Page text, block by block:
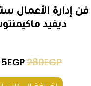
فن إدارة الأعمال
ديفيد
280EGP
EGP